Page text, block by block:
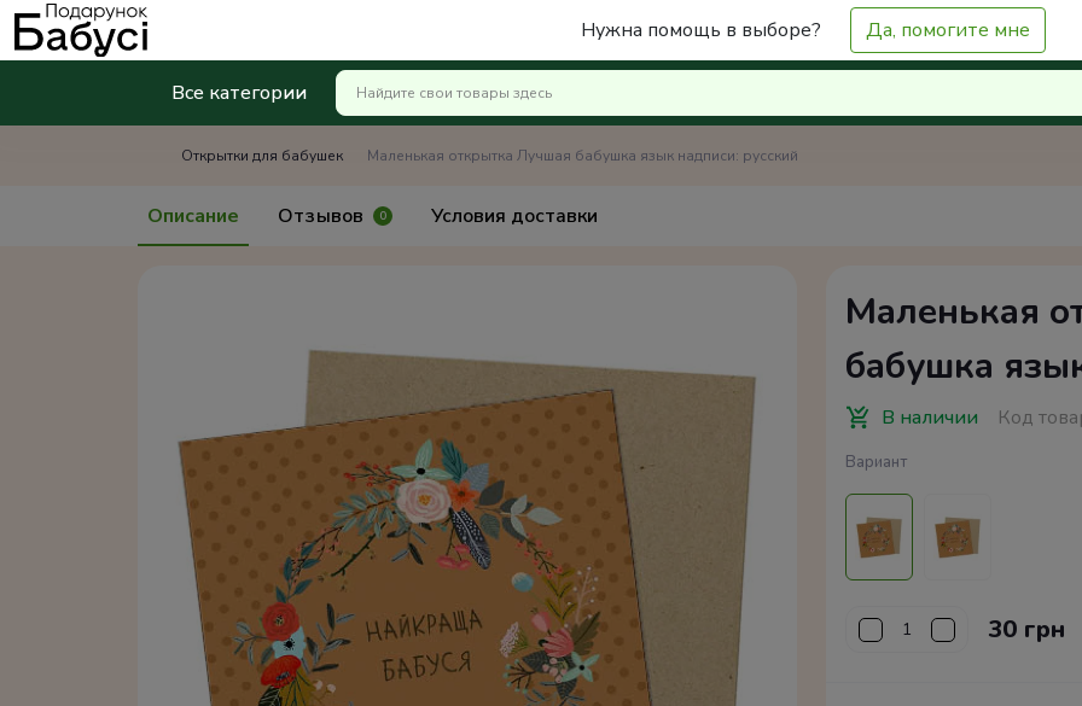
Нужна помощь в выборе? Да, помогите мне
Все категории
Открытки для бабушек Маленькая открытка Лучшая бабушка язык надписи: русский
Описание Отзывов 0 Условия доставки
Маленькая
бабушка
В наличии Код
Вариант
30 грн